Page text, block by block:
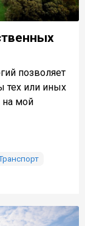
позволяет
тех или иных
на мой